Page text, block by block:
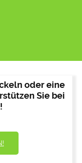
oder eine
Sie bei